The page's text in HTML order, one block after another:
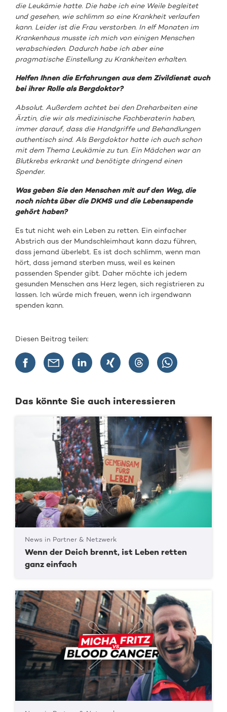
die Leukämie hatte. Die habe ich eine Weile begleitet
und gesehen, wie schlimm so eine Krankheit verlaufen
kann. Leider ist die Frau verstorben. In elf Monaten im
Krankenhaus musste ich mich von einigen Menschen
verabschieden. Dadurch habe ich aber eine
pragmatische Einstellung zu Krankheiten erhalten.
Helfen Ihnen die Erfahrungen aus dem Zivildienst auch
bei ihrer Rolle als Bergdoktor?
Absolut. Außerdem achtet bei den Dreharbeiten eine
Ärztin, die wir als medizinische Fachberaterin haben,
immer darauf, dass die Handgriffe und Behandlungen
authentisch sind. Als Bergdoktor hatte ich auch schon
mit dem Thema Leukämie zu tun. Ein Mädchen war an
Blutkrebs erkrankt und benötigte dringend einen
Spender.
Was geben Sie den Menschen mit auf den Weg, die
noch nichts über die DKMS und die Lebensspende
gehört haben?
Es tut nicht weh ein Leben zu retten. Ein einfacher
Abstrich aus der Mundschleimhaut kann dazu führen,
dass jemand überlebt. Es ist doch schlimm, wenn man
hört, dass jemand sterben muss, weil es keinen
passenden Spender gibt. Daher möchte ich jedem
gesunden Menschen ans Herz legen, sich registrieren zu
lassen. Ich würde mich freuen, wenn ich irgendwann
spenden kann.
Diesen Beitrag teilen:
Das könnte Sie auch interessieren
News in Partner & Netzwerk
Wenn der Deich brennt, ist Leben retten
ganz einfach